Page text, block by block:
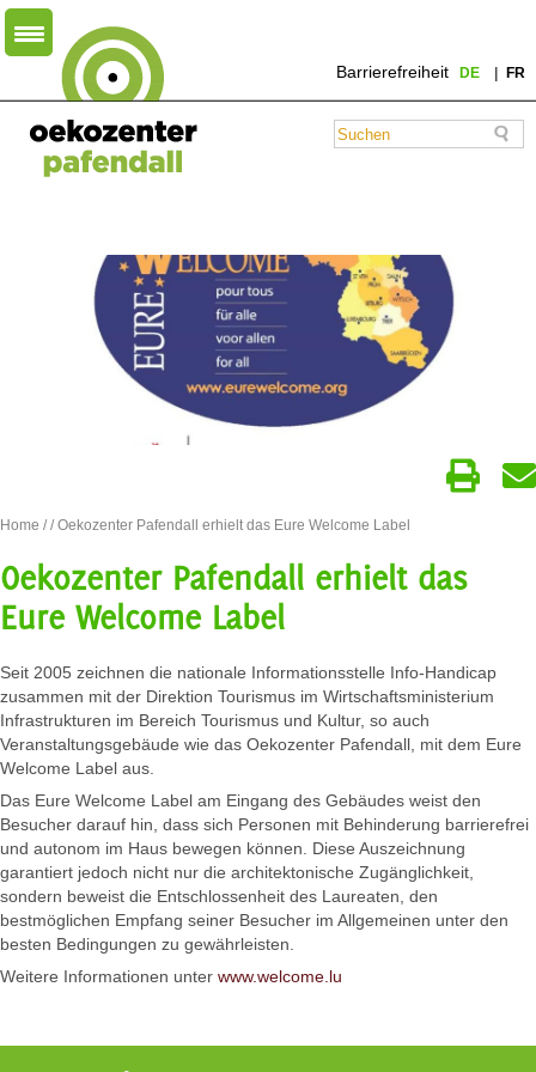
Barrierefreiheit DE FR
Home // Oekozenter Pafendall erhielt das Eure Welcome Label
Oekozenter Pafendall erhielt das
Eure Welcome Label
Seit 2005 zeichnen die nationale Informationsstelle Info-Handicap
zusammen mit der Direktion Tourismus im Wirtschaftsministerium
Infrastrukturen im Bereich Tourismus und Kultur, so auch
Veranstaltungsgebäude wie das Oekozenter Pafendall, mit dem Eure
Welcome Label aus.
Das Eure Welcome Label am Eingang des Gebäudes weist den
Besucher darauf hin, dass sich Personen mit Behinderung barrierefrei
und autonom im Haus bewegen können. Diese Auszeichnung
garantiert jedoch nicht nur die architektonische Zugänglichkeit,
sondern beweist die Entschlossenheit des Laureaten, den
bestmöglichen Empfang seiner Besucher im Allgemeinen unter den
besten Bedingungen zu gewährleisten.
Weitere Informationen unter www.welcome.lu